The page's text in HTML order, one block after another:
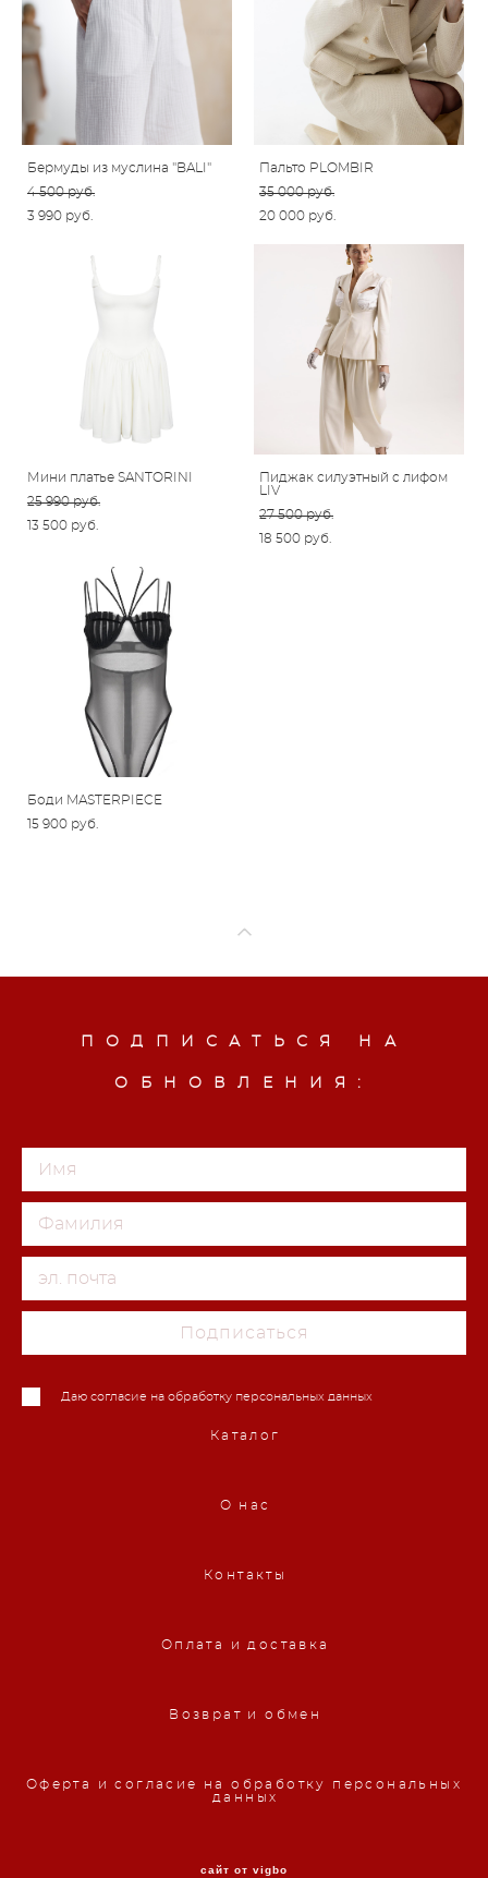
Бермуды из муслина "BALI"
4 500 pуб.
3 990 pуб.
Пальто PLOMBIR
35 000 pуб.
20 000 pуб.
Мини платье SANTORINI
25 990 pуб.
13 500 pуб.
Пиджак силуэтный с лифом
LIV
27 500 pуб.
18 500 pуб.
Боди MASTERPIECE
15 900 pуб.
ПОДПИСАТЬСЯ НА
ОБНОВЛЕНИЯ:
Подписаться
Даю согласие на обработку персональных данных
Каталог
О нас
Контакты
Оплата и доставка
Возврат и обмен
Оферта и согласие на обработку персональных
данных
сайт от vigbo